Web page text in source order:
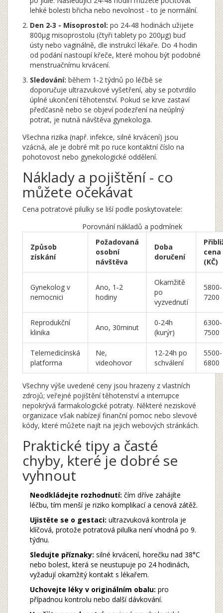
lehké bolesti břicha nebo nevolnost - to je normální.
Den 2‑3 - Misoprostol: po 24‑48 hodinách užijete
800µg misoprostolu (čtyři tablety po 200µg) buď
ústy nebo vaginálně, dle instrukcí lékaře. Do 4 hodin
od podání nastoupí křeče, které mohou být podobné
menstruačnímu krvácení.
Sledování: během 1‑2 týdnů po léčbě se
doporučuje ultrazvukové vyšetření, aby se potvrdilo
úplné ukončení těhotenství. Pokud se krve zastaví
předčasně nebo se objeví podezření na neúplný
potrat, je nutná návštěva gynekologa.
Všechna rizika (např. infekce, silné krvácení) jsou
vzácná, ale je dobré mít po ruce kontaktní číslo na
pohotovost nebo gynekologické oddělení.
Náklady a pojištění - co
můžete očekávat
Cena potratové pilulky se liší podle poskytovatele:
Porovnání nákladů a podmínek
Způsob
získání
Požadovaná
osobní
návštěva
Doba
doručení
cena
(KČ)
Gynekolog v
nemocnici
Ano, 1‑2
hodiny
Okamžitě
po
vyzvednutí
5800-
7200
Reprodukční
klinika
Ano, 30minut
0-24h
(kurýr)
6300-
7500
Telemedicínská
platforma
Ne,
videohovor
12-24h po
schválení
5500-
6800
Všechny výše uvedené ceny jsou hrazeny z vlastních
zdrojů; veřejné pojištění těhotenství a interrupce
nepokrývá farmakologické potraty. Některé neziskové
organizace však nabízejí finanční pomoc nebo slevové
kódy, které můžete najít na jejich webových stránkách.
Praktické tipy a časté
chyby, které je dobré se
vyhnout
Neodkládejte rozhodnutí: čím dříve zahájíte
léčbu, tím menší je riziko komplikací a cenová zátěž.
Ujistěte se o gestaci: ultrazvuková kontrola je
klíčová, protože potratová pilulka není vhodná po 9.
týdnu.
Sledujte příznaky: silné krvácení, horečku nad 38°C
nebo bolest, která se neustupuje po 24 hodinách,
vyžadují okamžitý kontakt s lékařem.
Uchovejte léky v originálním obalu: pro
případnou kontrolu nebo další dávkování.